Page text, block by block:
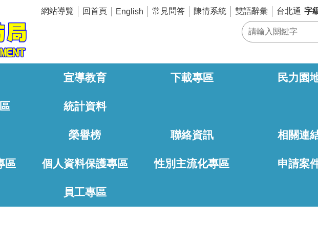
網站導覽 回首頁 English 常見問答 陳情系統 雙語辭彙 台北通 字
宣導教育 下載專區 民力園
統計資料
榮譽榜 聯絡資訊 相關連
區 個人資料保護專區 性別主流化專區 申請案
員工專區